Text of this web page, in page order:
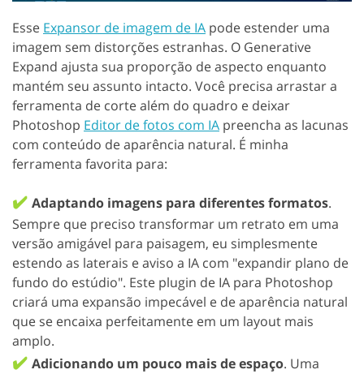
Esse Expansor de imagem de IA pode estender uma
imagem sem distorções estranhas. O Generative
Expand ajusta sua proporção de aspecto enquanto
mantém seu assunto intacto. Você precisa arrastar a
ferramenta de corte além do quadro e deixar
Photoshop Editor de fotos com IA preencha as lacunas
com conteúdo de aparência natural. É minha
ferramenta favorita para:
✔️ Adaptando imagens para diferentes formatos.
Sempre que preciso transformar um retrato em uma
versão amigável para paisagem, eu simplesmente
estendo as laterais e aviso a IA com "expandir plano de
fundo do estúdio". Este plugin de IA para Photoshop
criará uma expansão impecável e de aparência natural
que se encaixa perfeitamente em um layout mais
amplo.
✔️ Adicionando um pouco mais de espaço. Uma